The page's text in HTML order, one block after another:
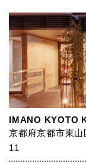
IMANO KYOTO
京都府京都市東
11